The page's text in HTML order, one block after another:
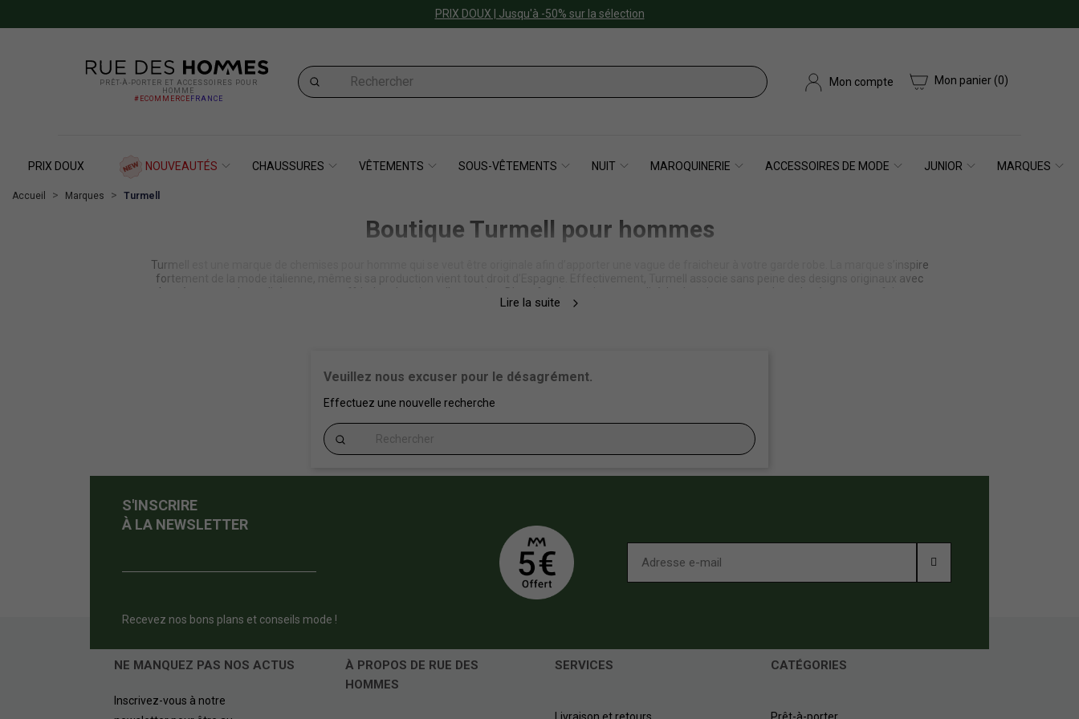
PRIX DOUX | Jusqu'à -50% sur la sélection
PRÊT-À-PORTER ET ACCESSOIRES POUR
HOMME
#ECOMMERCE FRANCE
Mon compte Mon panier (0)
PRIX DOUX NOUVEAUTÉS CHAUSSURES VÊTEMENTS SOUS-VÊTEMENTS NUIT MAROQUINERIE ACCESSOIRES DE MODE JUNIOR MARQUES
Accueil Marques Turmell
Boutique Turmell pour hommes
Turmell est une marque de chemises pour homme qui se veut être originale afin d’apporter une vague de fraicheur à votre garde robe. La marque s’inspire
fortement de la mode italienne, même si sa production vient tout droit d’Espagne. Effectivement, Turmell associe sans peine des designs originaux avec
des vêtements de qualité, pour vous offrir des chemises d'exception. D’une fascinante intemporalité, la chemise est sans doute le vêtement parfait pour
tous les styles. Seule une chemise procure une telle élégance, et ce, peu importe ses déclinaisons, sans jamais perdre sa classe habituelle. Adoptez des
Lire la suite
Veuillez nous excuser pour le désagrément.
Effectuez une nouvelle recherche
S'INSCRIRE
À LA NEWSLETTER
Recevez nos bons plans et conseils mode !
NE MANQUEZ PAS NOS ACTUS
Inscrivez-vous à notre
À PROPOS DE RUE DES
HOMMES
SERVICES CATÉGORIES